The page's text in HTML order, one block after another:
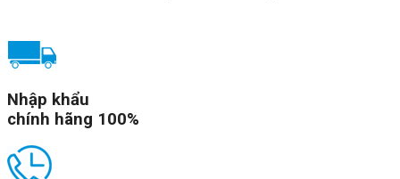
Nhập khẩu
chính hãng 100%